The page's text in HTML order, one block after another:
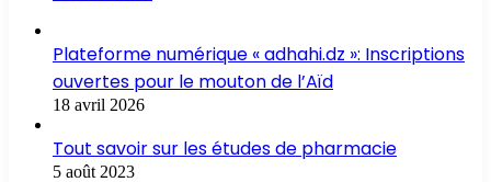
Plateforme numérique « adhahi.dz »: Inscriptions
ouvertes pour le mouton de l’Aïd
18 avril 2026
Tout savoir sur les études de pharmacie
5 août 2023